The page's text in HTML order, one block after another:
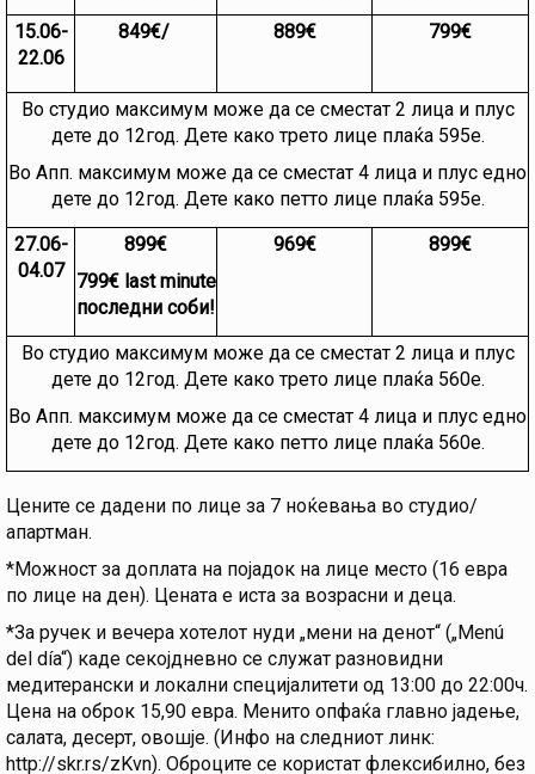
15.06-
22.06
849€/ 889€ 799€
Во студио максимум може да се сместат 2 лица и плус
дете до 12год. Дете како трето лице плаќа 595е.
Во Апп. максимум може да се сместат 4 лица и плус едно
дете до 12год. Дете како петто лице плаќа 595е.
27.06-
04.07
899€
799€ l ast minute
последни соби!
969€ 899€
Во студио максимум може да се сместат 2 лица и плус
дете до 12год. Дете како трето лице плаќа 560е.
Во Апп. максимум може да се сместат 4 лица и плус едно
дете до 12год. Дете како петто лице плаќа 560е.
Цените се дадени по лице за 7 ноќевања во студио/
апартман.
*Можност за доплата на појадок на лице место (16 евра
по лице на ден). Цената е иста за возрасни и деца.
*За ручек и вечера хотелот нуди „мени на денот“ („Menú
del día“) каде секојдневно се служат разновидни
медитерански и локални специјалитети од 13:00 до 22:00ч.
Цена на оброк 15,90 евра. Менито опфаќа главно јадење,
салата, десерт, овошје. (Инфо на следниот линк:
http://skr.rs/zKvn). Оброците се користат флексибилно, без